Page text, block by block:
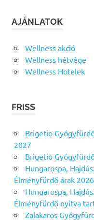
AJÁNLATOK
Wellness akció
Wellness hétvége
Wellness Hotelek
FRISS
Brigetio
2027
Brigetio
Hungarospa,
Élményfürdő árak
Hungarospa,
Élményfürdő nyitva
Zalakaros